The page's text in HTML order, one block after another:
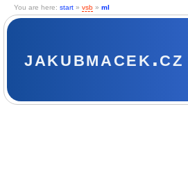
You are here: start » vsb » ml
jakubmacek.cz